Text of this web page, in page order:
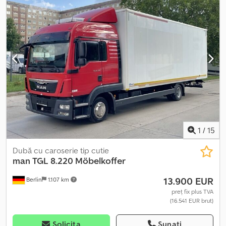
blocare diferențial, cuplaj remorcă, pilot automat de viteză,
MAN TGL 8.190 4×2 / cabină de dormit / 80 mii km!!! / 2022 /
ansamblu An 2022 Kilometraj: 80 mii Date tehnice MMA: 7.490 kg
MMA cu remorcă: 17.976 kg Euro 6 Putere: 190 CP 4×2 Suspensie
pneumatică spate Blocare diferențial Cuplă de remorcă Suport
pentru roată de rezervă Suprastructură cu prelată culisantă
Include o remorcă cu 3 axe. Cabină de dormit Cutie de viteze
manuală Trapă Tempomat Aer condiționat Tachograf Djdpfozrf
Iuox Andock Vehiculul a fost cumpărat și verificat într-un
showroom MAN. 100% fără accidente, documentație completă, 1
proprietar Stare tehnică și vizuală excelentă.
1 / 15
Berlin 1.107 km
Dubă cu caroserie tip cutie
man TGL 8.220 Möbelkoffer
13.900 EUR
preț fix plus TVA
(16.541 EUR brut)
Solicita Sunați